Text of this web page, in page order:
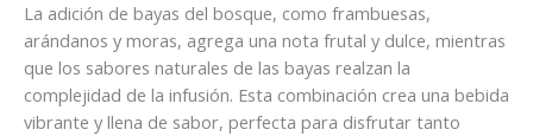
La adición de bayas del bosque, como frambuesas,
arándanos y moras, agrega una nota frutal y dulce, mientras
que los sabores naturales de las bayas realzan la
complejidad de la infusión. Esta combinación crea una bebida
vibrante y llena de sabor, perfecta para disfrutar tanto